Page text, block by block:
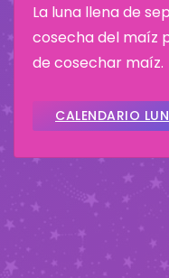
La luna llena de
cosecha del maíz
de cosechar maíz.
CALENDARIO